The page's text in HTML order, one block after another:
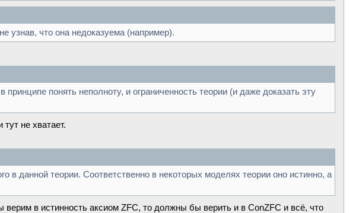
узнав, что она недоказуема (например).
понять неполноту, и ограниченность теории (и даже доказать эту
не хватает.
в данной теории. Соответственно в некоторых моделях теории оно истинно, а
в истинность аксиом ZFC, то должны бы верить и в ConZFC и всё, что